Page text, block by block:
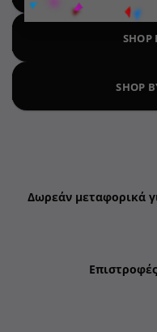
SHOP
SHOP
Δωρεάν μεταφορικά